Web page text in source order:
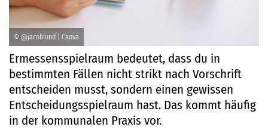
© @jacoblund | Canva
Ermessensspielraum bedeutet, dass du in
bestimmten Fällen nicht strikt nach Vorschrift
entscheiden musst, sondern einen gewissen
Entscheidungsspielraum hast. Das kommt häufig
in der kommunalen Praxis vor.